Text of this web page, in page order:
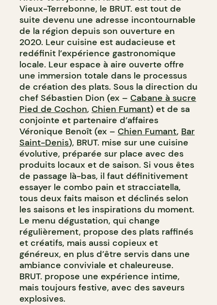
Vieux-Terrebonne, le BRUT. est tout de
suite devenu une adresse incontournable
de la région depuis son ouverture en
2020. Leur cuisine est audacieuse et
redéfinit l’expérience gastronomique
locale. Leur espace à aire ouverte offre
une immersion totale dans le processus
de création des plats. Sous la direction du
chef Sébastien Dion (ex – Cabane à sucre
Pied de Cochon, Chien Fumant) et de sa
conjointe et partenaire d’affaires
Véronique Benoît (ex – Chien Fumant, Bar
Saint-Denis), BRUT. mise sur une cuisine
évolutive, préparée sur place avec des
produits locaux et de saison. Si vous êtes
de passage là-bas, il faut définitivement
essayer le combo pain et stracciatella,
tous deux faits maison et déclinés selon
les saisons et les inspirations du moment.
Le menu dégustation, qui change
régulièrement, propose des plats raffinés
et créatifs, mais aussi copieux et
généreux, en plus d’être servis dans une
ambiance conviviale et chaleureuse.
BRUT. propose une expérience intime,
mais toujours festive, avec des saveurs
explosives.